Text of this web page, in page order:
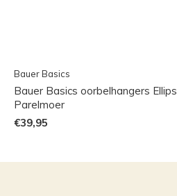
Bauer Basics
Bauer Basics oorbelhangers Ellips
Parelmoer
€39,95